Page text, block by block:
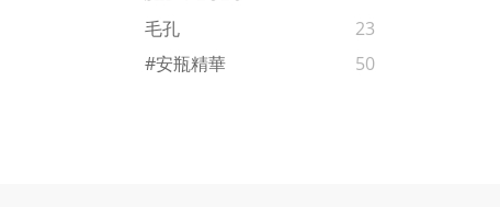
毛孔
23
#安瓶精華
50